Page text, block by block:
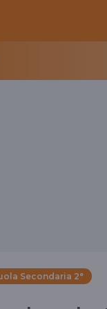
Secondaria 2°